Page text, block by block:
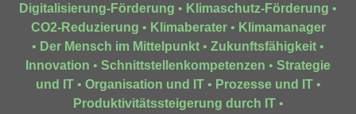
Digitalisierung-Förderung • Klimaschutz-Förderung •
CO2-Reduzierung • Klimaberater• Klimamanager
• Der Mensch im Mittelpunkt • Zukunftsfähigkeit •
Innovation • Schnittstellenkompetenzen • Strategie
und IT• Organisation und IT• Prozesse und IT•
Produktivitätssteigerung durch IT•